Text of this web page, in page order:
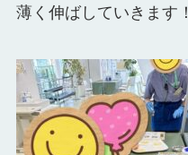
薄く伸ばしていきます！